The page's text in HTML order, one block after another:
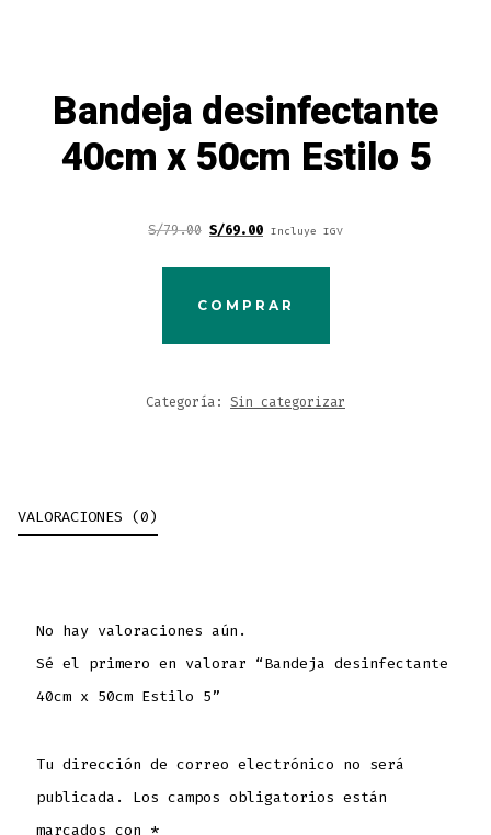
Bandeja desinfectante
40cm x 50cm Estilo 5
S/79.00 S/69.00 Incluye IGV
COMPRAR
Categoría: Sin categorizar
VALORACIONES (0)
No hay valoraciones aún.
Sé el primero en valorar “Bandeja desinfectante
40cm x 50cm Estilo 5”
Tu dirección de correo electrónico no será
publicada.
Los campos obligatorios están
marcados con *